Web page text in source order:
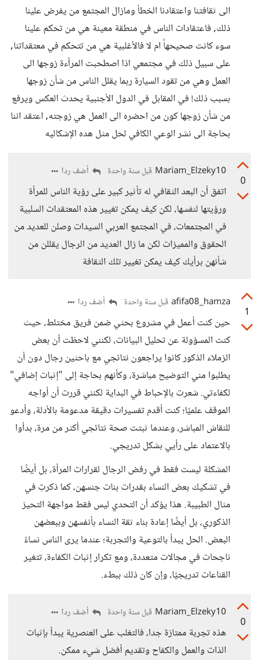
الى ثقافتنا واعتقادنا الخطأ ومازال المجتمع من يفرض علينا
ذلك, فاعتقادات الناس في منطقة معينة هي من تحكم علينا
سوء كانت صحيحهاً ام لا فالأغلبية هي من تتحكم في معتقداتنا,
على سبيل ذلك في مجتمعي اذا اصطحبت المرأءة زوجها الى
العمل وهي من تقود السيارة ربما يقلل الناس من شأن زوجها
بسبب ذلك! في المقابل في الدول الأجنبية يحدث العكس ويرفع
من شأن زوجها كون من احضره الى العمل هي زوجته, اعتقد اننا
بحاجة الى نشر الوعي الكافي لحل مثل هده الإشكاليه
0
Mariam_Elzeky10 قبل سنة واحدة أضف ردا
اتفق أن البعد الثقافي له تأثير كبير على رؤية الناس للمرأة
ورؤيتها لنفسها، لكن كيف يمكن تغيير هذه المعتقدات السلبية
في المجتمعات، في المجتمع العربي السيدات وصلن للعديد من
الحقوق والمميزات لكن ما زال العديد من الرجال يقللن من
شأنهن برأيك كيف يمكن تغيير تلك الثقافة
1
afifa08_hamza قبل سنة واحدة أضف ردا
حين كنت أعمل في مشروع بحثي ضمن فريق مختلط، حيث
كنت المسؤولة عن تحليل البيانات، لكنني لاحظت أن بعض
الزملاء الذكور كانوا يراجعون نتائجي مع باحثين رجال دون أن
يطلبوا مني التوضيح مباشرة، وكأنهم بحاجة إلى "إثبات إضافي"
لكفاءتي. شعرت بالإحباط في البداية لكنني قررت أن أواجه
الموقف علميًا؛ كنت أقدم تفسيرات دقيقة مدعومة بالأدلة، وأدعو
للنقاش المباشر، وعندما ثبتت صحة نتائجي أكثر من مرة، بدأوا
بالاعتماد على رأيي بشكل تدريجي.
المشكلة ليست فقط في رفض الرجال لقرارات المرأة، بل أيضًا
في تشكيك بعض النساء بقدرات بنات جنسهن، كما ذكرتِ في
مثال الطبيبة. هذا يؤكد أن التحدي ليس فقط مواجهة التحيز
الذكوري، بل أيضًا إعادة بناء ثقة النساء بأنفسهن وببعضهن
البعض. الحل يبدأ بالتوعية والتجربة؛ عندما يرى الناس نساءً
ناجحات في مجالات متعددة، ومع تكرار إثبات الكفاءة، تتغير
القناعات تدريجيًا، وإن كان ذلك ببطء.
0
Mariam_Elzeky10 قبل سنة واحدة أضف ردا
هذه تجربة ممتازة جدا، فالتغلب على العنصرية يبدأ بإثبات
الذات والعمل والكفاح وتقديم أفضل شيء ممكن.